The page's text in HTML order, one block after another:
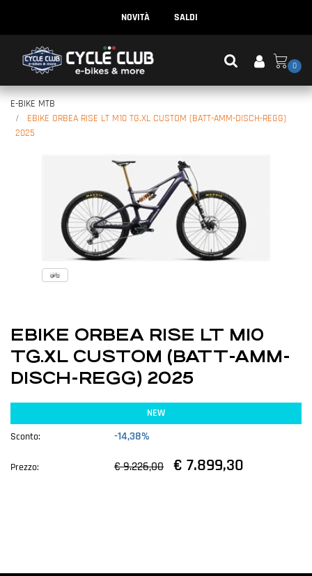
NOVITÀ SALDI
0
E-BIKE MTB
EBIKE ORBEA RISE LT M10 TG.XL CUSTOM (BATT-AMM-DISCH-REGG)
2025
EBIKE ORBEA RISE LT M10
TG.XL CUSTOM (BATT-AMM-
DISCH-REGG) 2025
NEW
Sconto:
-14,38%
Prezzo: € 9.226,00 € 7.899,30